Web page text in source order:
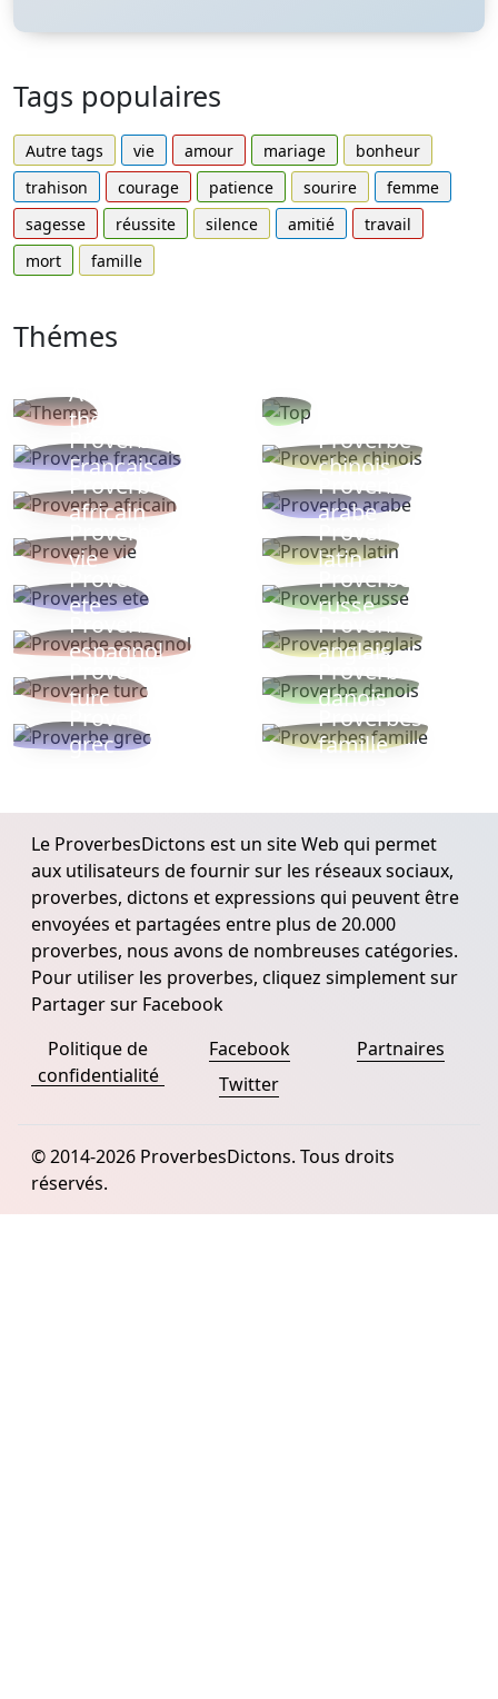
Tags populaires
Autre tags vie amour mariage
bonheur
trahison
courage patience sourire
femme
sagesse
réussite silence amitié
travail
mort
famille
Thémes
Autres
thèmes
Proverbe
Français
Proverbe
chinois
Proverbe
africain
Proverbe
arabe
Proverbe
vie
Proverbe
latin
Proverbes
ete
Proverbe
russe
Proverbe
espagnol
Proverbe
anglais
Proverbe
turc
Proverbe
danois
Proverbe
grec
Proverbes
famille
Le ProverbesDictons est un site Web qui permet
aux utilisateurs de fournir sur les réseaux sociaux,
proverbes, dictons et expressions qui peuvent être
envoyées et partagées entre plus de 20.000
proverbes, nous avons de nombreuses catégories.
Pour utiliser les proverbes, cliquez simplement sur
Partager sur Facebook
Politique de
confidentialité
Facebook
Twitter
Partnaires
© 2014-2026 ProverbesDictons. Tous droits
réservés.